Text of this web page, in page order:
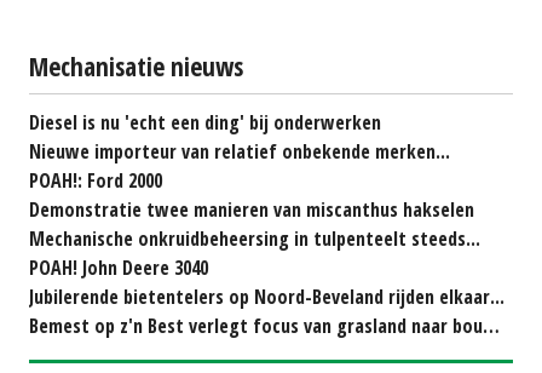
Mechanisatie nieuws
Diesel is nu 'echt een ding' bij onderwerken
Nieuwe importeur van relatief onbekende merken...
POAH!: Ford 2000
Demonstratie twee manieren van miscanthus hakselen
Mechanische onkruidbeheersing in tulpenteelt steeds...
POAH! John Deere 3040
Jubilerende bietentelers op Noord-Beveland rijden elkaar...
Bemest op z'n Best verlegt focus van grasland naar bouwland